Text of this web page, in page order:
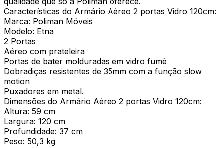
Características do Armário Aéreo 2 portas Vidro 120cm:
Marca: Poliman Móveis
Modelo: Etna
2 Portas
Aéreo com prateleira
Portas de bater molduradas em vidro fumê
Dobradiças resistentes de 35mm com a função slow
motion
Puxadores em metal.
Dimensões do Armário Aéreo 2 portas Vidro 120cm:
Altura: 59 cm
Largura: 120 cm
Profundidade: 37 cm
Peso: 50,3 kg